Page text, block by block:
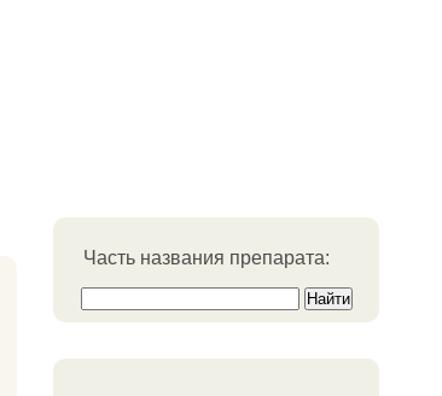
Часть названия препарата: